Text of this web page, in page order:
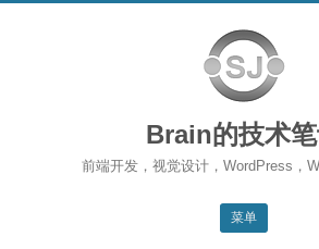
Brain的技术
前端开发，视觉设计，WordPress，
菜单